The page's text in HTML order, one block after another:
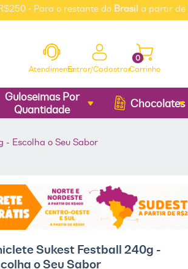
Para o restante doBrasila partir de
AtendimentoEntrar/CadastrarCarrinho
0
Guloseimas Por
Quantidade
Chocolates
- Escolha o Seu Sabor
Sukest Festball 240g -
o Seu Sabor